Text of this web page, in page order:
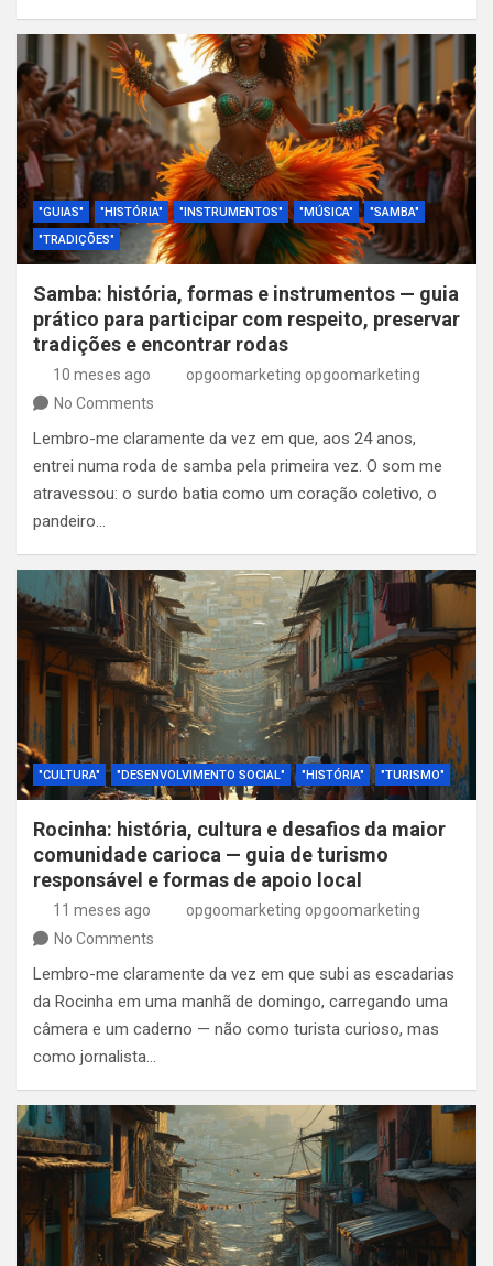
"GUIAS" "HISTÓRIA" "INSTRUMENTOS" "MÚSICA"
"SAMBA"
"TRADIÇÕES"
Samba: história, formas e instrumentos — guia
prático para participar com respeito, preservar
tradições e encontrar rodas
10 meses ago
opgoomarketing opgoomarketing
No Comments
Lembro-me claramente da vez em que, aos 24 anos,
entrei numa roda de samba pela primeira vez. O som me
atravessou: o surdo batia como um coração coletivo, o
pandeiro…
"CULTURA" "DESENVOLVIMENTO SOCIAL" "HISTÓRIA" "TURISMO"
Rocinha: história, cultura e desafios da maior
comunidade carioca — guia de turismo
responsável e formas de apoio local
11 meses ago
opgoomarketing opgoomarketing
No Comments
Lembro-me claramente da vez em que subi as escadarias
da Rocinha em uma manhã de domingo, carregando uma
câmera e um caderno — não como turista curioso, mas
como jornalista…